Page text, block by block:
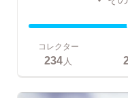
コレクター
234 人